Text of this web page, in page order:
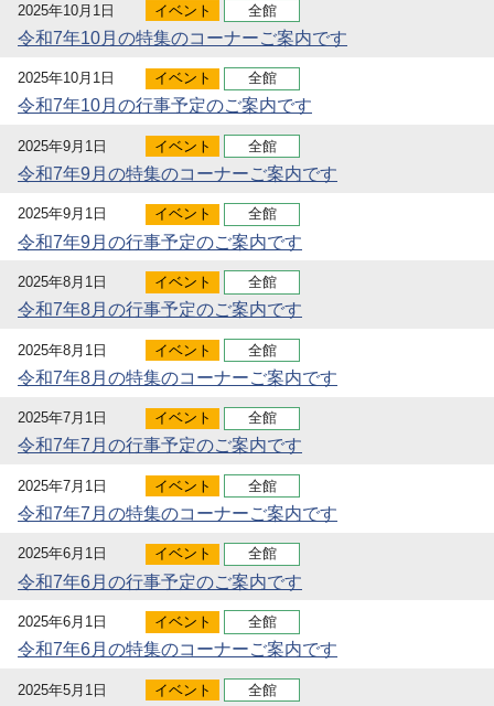
2025年10月1日 イベント 全館
令和7年10月の特集のコーナーご案内です
2025年10月1日 イベント 全館
令和7年10月の行事予定のご案内です
2025年9月1日 イベント 全館
令和7年9月の特集のコーナーご案内です
2025年9月1日 イベント 全館
令和7年9月の行事予定のご案内です
2025年8月1日 イベント 全館
令和7年8月の行事予定のご案内です
2025年8月1日 イベント 全館
令和7年8月の特集のコーナーご案内です
2025年7月1日 イベント 全館
令和7年7月の行事予定のご案内です
2025年7月1日 イベント 全館
令和7年7月の特集のコーナーご案内です
2025年6月1日 イベント 全館
令和7年6月の行事予定のご案内です
2025年6月1日 イベント 全館
令和7年6月の特集のコーナーご案内です
2025年5月1日 イベント 全館